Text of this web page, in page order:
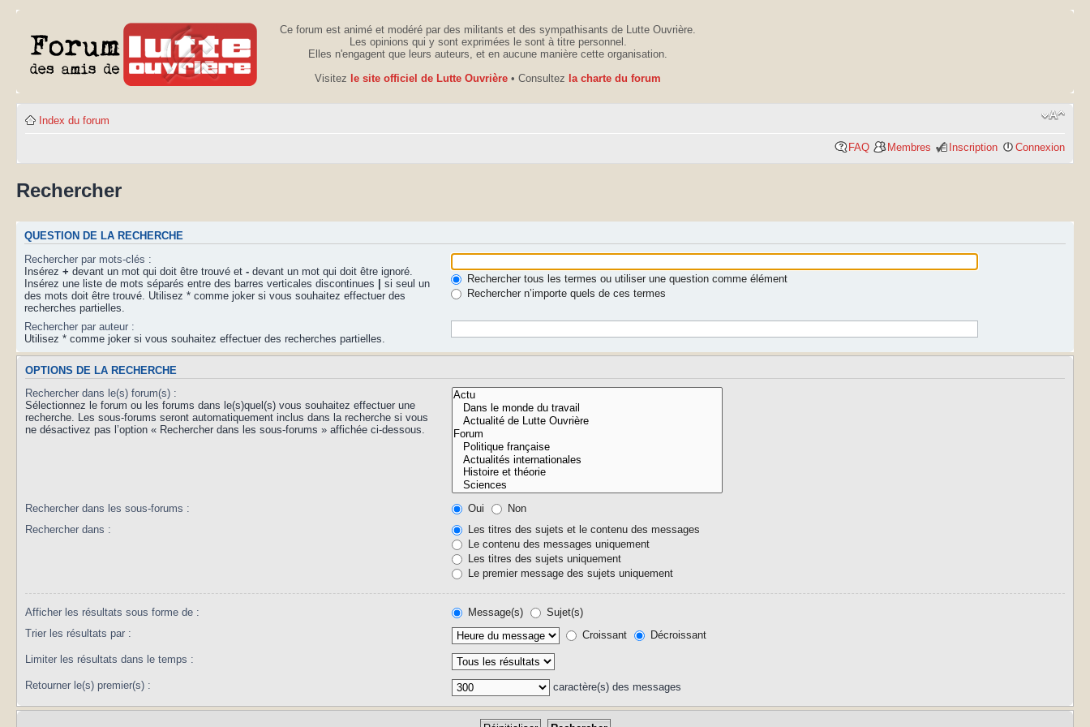
Ce forum est animé et modéré par des militants et des sympathisants de Lutte Ouvrière.
Les opinions qui y sont exprimées le sont à titre personnel.
Elles n'engagent que leurs auteurs, et en aucune manière cette organisation.
Visitez le site officiel de Lutte Ouvrière • Consultez la charte du forum
Index du forum
FAQ Membres Inscription Connexion
Rechercher
QUESTION DE LA RECHERCHE
Rechercher par mots-clés :
Insérez + devant un mot qui doit être trouvé et - devant un mot qui doit être ignoré.
Insérez une liste de mots séparés entre des barres verticales discontinues
si seul un
des mots doit être trouvé. Utilisez * comme joker si vous souhaitez effectuer des
recherches partielles.
Rechercher tous les termes ou utiliser une question comme élément
Rechercher n’importe quels de ces termes
Rechercher par auteur :
Utilisez * comme joker si vous souhaitez effectuer des recherches partielles.
OPTIONS DE LA RECHERCHE
Rechercher dans le(s) forum(s) :
Sélectionnez le forum ou les forums dans le(s)quel(s) vous souhaitez effectuer une
recherche. Les sous-forums seront automatiquement inclus dans la recherche si vous
ne désactivez pas l’option « Rechercher dans les sous-forums » affichée ci-dessous.
Rechercher dans les sous-forums : Oui
Non
Rechercher dans :
Les titres des sujets et le contenu des messages
Le contenu des messages uniquement
Les titres des sujets uniquement
Le premier message des sujets uniquement
Afficher les résultats sous forme de : Message(s)
Sujet(s)
Trier les résultats par :
Croissant Décroissant
Limiter les résultats dans le temps :
Retourner le(s) premier(s) : caractère(s) des messages